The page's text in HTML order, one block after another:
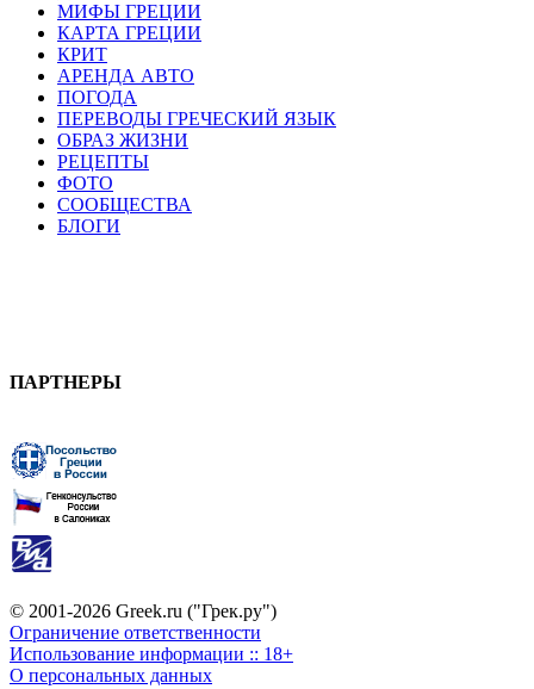
МИФЫ ГРЕЦИИ
КАРТА ГРЕЦИИ
КРИТ
АРЕНДА АВТО
ПОГОДА
ПЕРЕВОДЫ ГРЕЧЕСКИЙ ЯЗЫК
ОБРАЗ ЖИЗНИ
РЕЦЕПТЫ
ФОТО
СООБЩЕСТВА
БЛОГИ
ПАРТНЕРЫ
© 2001-2026 Greek.ru ("Грек.ру")
Ограничение ответственности
Использование информации :: 18+
О персональных данных